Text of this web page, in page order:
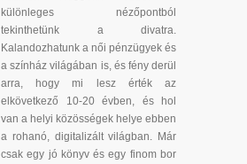
különleges nézőpontból
tekinthetünk a divatra.
Kalandozhatunk a női pénzügyek és
a színház világában is, és fény derül
arra, hogy mi lesz érték az
elkövetkező 10-20 évben, és hol
van a helyi közösségek helye ebben
a rohanó, digitalizált világban. Már
csak egy jó könyv és egy finom bor